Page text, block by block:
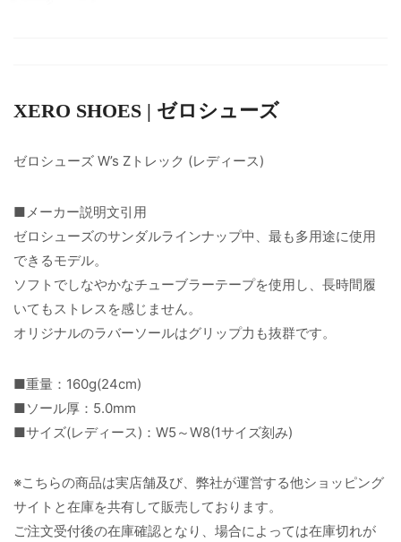
XERO SHOES | ゼロシューズ
ゼロシューズ W’s Zトレック (レディース)
■メーカー説明文引用
ゼロシューズのサンダルラインナップ中、最も多用途に使用
できるモデル。
ソフトでしなやかなチューブラーテープを使用し、長時間履
いてもストレスを感じません。
オリジナルのラバーソールはグリップ力も抜群です。
■重量：160g(24cm)
■ソール厚：5.0mm
■サイズ(レディース)：W5～W8(1サイズ刻み)
※こちらの商品は実店舗及び、弊社が運営する他ショッピング
サイトと在庫を共有して販売しております。
ご注文受付後の在庫確認となり、場合によっては在庫切れが